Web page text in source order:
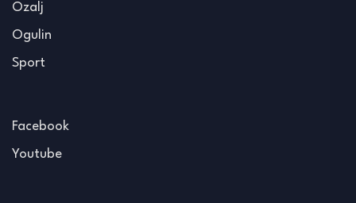
Ozalj
Ogulin
Sport
Facebook
Youtube